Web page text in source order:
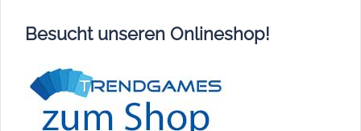
Besucht unseren Onlineshop!